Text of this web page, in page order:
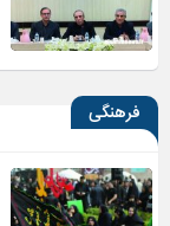
فرهنگی